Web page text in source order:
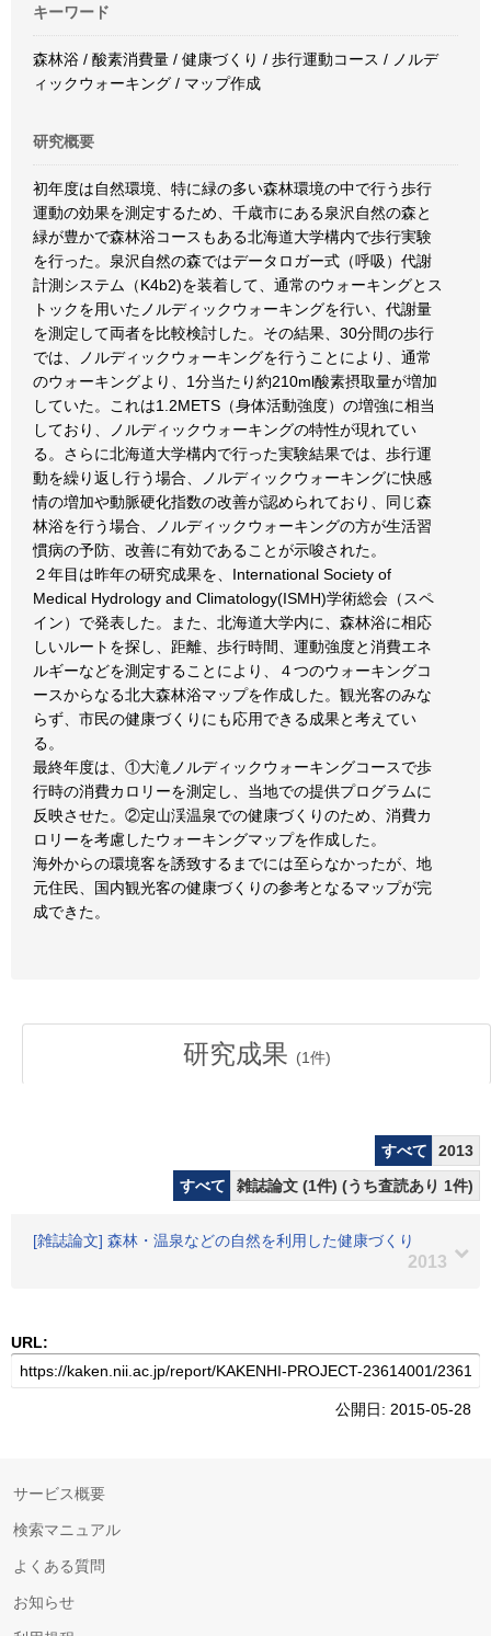
キーワード
森林浴 / 酸素消費量 / 健康づくり / 歩行運動コース / ノルデ
ィックウォーキング / マップ作成
研究概要
初年度は自然環境、特に緑の多い森林環境の中で行う歩行
運動の効果を測定するため、千歳市にある泉沢自然の森と
緑が豊かで森林浴コースもある北海道大学構内で歩行実験
を行った。泉沢自然の森ではデータロガー式（呼吸）代謝
計測システム（K4b2)を装着して、通常のウォーキングとス
トックを用いたノルディックウォーキングを行い、代謝量
を測定して両者を比較検討した。その結果、30分間の歩行
では、ノルディックウォーキングを行うことにより、通常
のウォーキングより、1分当たり約210ml酸素摂取量が増加
していた。これは1.2METS（身体活動強度）の増強に相当
しており、ノルディックウォーキングの特性が現れてい
る。さらに北海道大学構内で行った実験結果では、歩行運
動を繰り返し行う場合、ノルディックウォーキングに快感
情の増加や動脈硬化指数の改善が認められており、同じ森
林浴を行う場合、ノルディックウォーキングの方が生活習
慣病の予防、改善に有効であることが示唆された。
２年目は昨年の研究成果を、International Society of
Medical Hydrology and Climatology(ISMH)学術総会（スペ
イン）で発表した。また、北海道大学内に、森林浴に相応
しいルートを探し、距離、歩行時間、運動強度と消費エネ
ルギーなどを測定することにより、４つのウォーキングコ
ースからなる北大森林浴マップを作成した。観光客のみな
らず、市民の健康づくりにも応用できる成果と考えてい
る。
最終年度は、①大滝ノルディックウォーキングコースで歩
行時の消費カロリーを測定し、当地での提供プログラムに
反映させた。②定山渓温泉での健康づくりのため、消費カ
ロリーを考慮したウォーキングマップを作成した。
海外からの環境客を誘致するまでには至らなかったが、地
元住民、国内観光客の健康づくりの参考となるマップが完
成できた。
研究成果 (1件)
すべて
2013
すべて
雑誌論文 (1件) (うち査読あり 1件)
[雑誌論文] 森林・温泉などの自然を利用した健康づくり
2013
URL:
公開日: 2015-05-28
サービス概要
検索マニュアル
よくある質問
お知らせ